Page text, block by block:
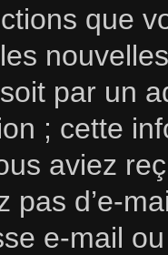
que
par un
; cette
aviez
pas d’e-
e-mail